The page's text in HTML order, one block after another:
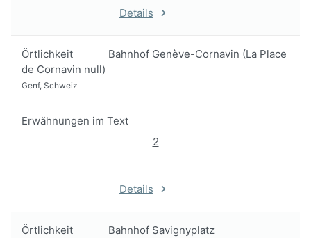
Details
Örtlichkeit
Bahnhof Genève-Cornavin (La Place
de Cornavin null)
Genf, Schweiz
Erwähnungen im Text
2
Details
Örtlichkeit Bahnhof Savignyplatz